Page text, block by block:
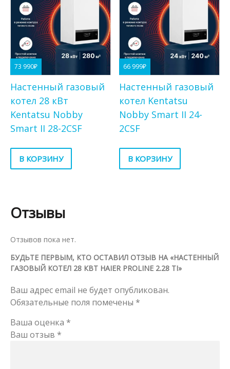
73 990₽
Настенный газовый
котел 28 кВт
Kentatsu Nobby
Smart II 28-2CSF
В КОРЗИНУ
66 999₽
Настенный газовый
котел Kentatsu
Nobby Smart II 24-
2CSF
В КОРЗИНУ
Отзывы
Отзывов пока нет.
БУДЬТЕ ПЕРВЫМ, КТО ОСТАВИЛ ОТЗЫВ НА «НАСТЕННЫЙ
ГАЗОВЫЙ КОТЕЛ 28 КВТ HAIER PROLINE 2.28 TI»
Ваш адрес email не будет опубликован.
Обязательные поля помечены *
Ваша оценка *
Ваш отзыв *